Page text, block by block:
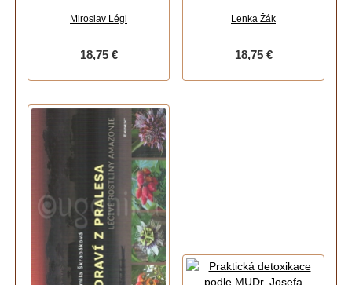
Miroslav Légl
18,75 €
Lenka Žák
18,75 €